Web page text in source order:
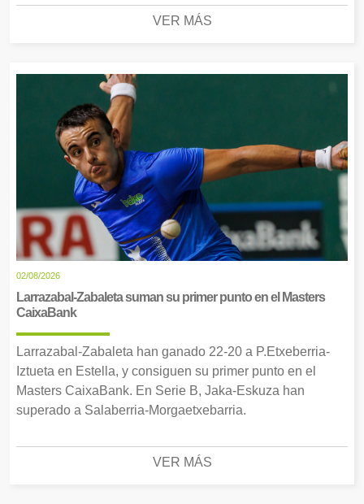
VER MÁS
02/08/2026
Larrazabal-Zabaleta suman su primer punto en el Masters
CaixaBank
Larrazabal-Zabaleta han ganado 22-20 a P.Etxeberria-
Iztueta en Estella, y consiguen su primer punto en el
Masters CaixaBank. En Serie B, Jaka-Eskuza han
superado a Salaberria-Morgaetxebarria.
VER MÁS